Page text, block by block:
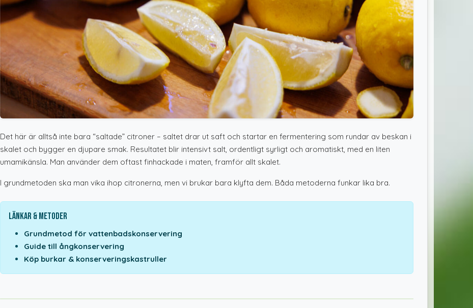
Det här är alltså inte bara “saltade” citroner – saltet drar ut saft och startar en fermentering som rundar av beskan i
skalet och bygger en djupare smak. Resultatet blir intensivt salt, ordentligt syrligt och aromatiskt, med en liten
umamikänsla. Man använder dem oftast finhackade i maten, framför allt skalet.
I grundmetoden ska man vika ihop citronerna, men vi brukar bara klyfta dem. Båda metoderna funkar lika bra.
Länkar & Metoder
Grundmetod för vattenbadskonservering
Guide till ångkonservering
Köp burkar & konserveringskastruller